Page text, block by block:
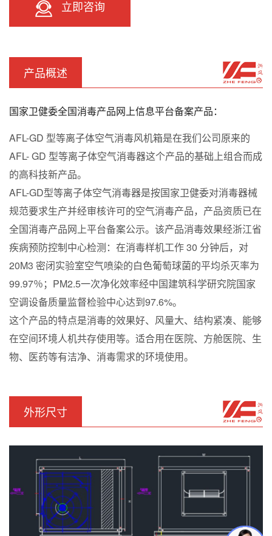
立即咨询
产品概述
国家卫健委全国消毒产品网上信息平台备案产品：
AFL-GD 型等离子体空气消毒风机箱是在我们公司原来的
AFL- GD 型等离子体空气消毒器这个产品的基础上组合而成
的高科技新产品。
AFL-GD型等离子体空气消毒器是按国家卫健委对消毒器械
规范要求生产并经审核许可的空气消毒产品，产品资质已在
全国消毒产品网上平台备案公示。该产品消毒效果经浙江省
疾病预防控制中心检测：在消毒样机工作 30 分钟后，对
20M3 密闭实验室空气喷染的白色葡萄球菌的平均杀灭率为
99.97％；PM2.5一次净化效率经中国建筑科学研究院国家
空调设备质量监督检验中心达到97.6%。
这个产品的特点是消毒的效果好、风量大、结构紧凑、能够
在空间环境人机共存使用等。适合用在医院、方舱医院、生
物、医药等有洁净、消毒需求的环境使用。
外形尺寸